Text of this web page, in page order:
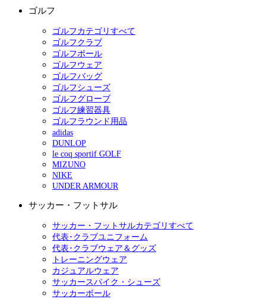
ゴルフ
ゴルフカテゴリすべて
ゴルフクラブ
ゴルフボール
ゴルフウェア
ゴルフバッグ
ゴルフシューズ
ゴルフグローブ
ゴルフ練習器具
ゴルフラウンド用品
adidas
DUNLOP
le coq sportif GOLF
MIZUNO
NIKE
UNDER ARMOUR
サッカー・フットサル
サッカー・フットサルカテゴリすべて
代表･クラブユニフォーム
代表･クラブウェア＆グッズ
トレーニングウェア
カジュアルウェア
サッカースパイク・シューズ
サッカーボール